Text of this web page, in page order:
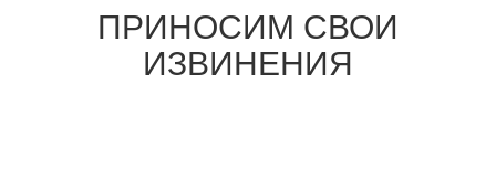
ПРИНОСИМ СВОИ
ИЗВИНЕНИЯ